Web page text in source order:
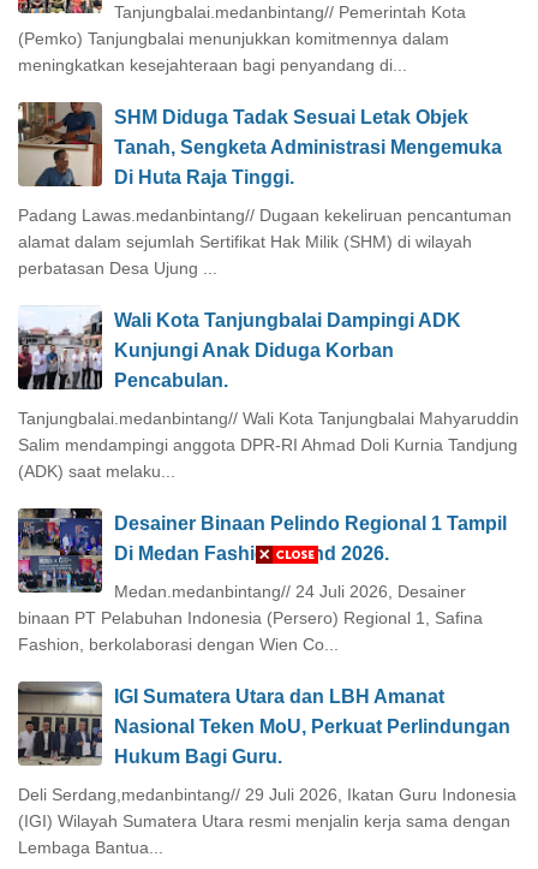
Tanjungbalai.medanbintang// Pemerintah Kota
(Pemko) Tanjungbalai menunjukkan komitmennya dalam
meningkatkan kesejahteraan bagi penyandang di...
SHM Diduga Tadak Sesuai Letak Objek
Tanah, Sengketa Administrasi Mengemuka
Di Huta Raja Tinggi.
Padang Lawas.medanbintang// Dugaan kekeliruan pencantuman
alamat dalam sejumlah Sertifikat Hak Milik (SHM) di wilayah
perbatasan Desa Ujung ...
Wali Kota Tanjungbalai Dampingi ADK
Kunjungi Anak Diduga Korban
Pencabulan.
Tanjungbalai.medanbintang// Wali Kota Tanjungbalai Mahyaruddin
Salim mendampingi anggota DPR-RI Ahmad Doli Kurnia Tandjung
(ADK) saat melaku...
Desainer Binaan Pelindo Regional 1 Tampil
Di Medan Fashion Trend 2026.
Medan.medanbintang// 24 Juli 2026, Desainer
binaan PT Pelabuhan Indonesia (Persero) Regional 1, Safina
Fashion, berkolaborasi dengan Wien Co...
IGI Sumatera Utara dan LBH Amanat
Nasional Teken MoU, Perkuat Perlindungan
Hukum Bagi Guru.
Deli Serdang,medanbintang// 29 Juli 2026, Ikatan Guru Indonesia
(IGI) Wilayah Sumatera Utara resmi menjalin kerja sama dengan
Lembaga Bantua...